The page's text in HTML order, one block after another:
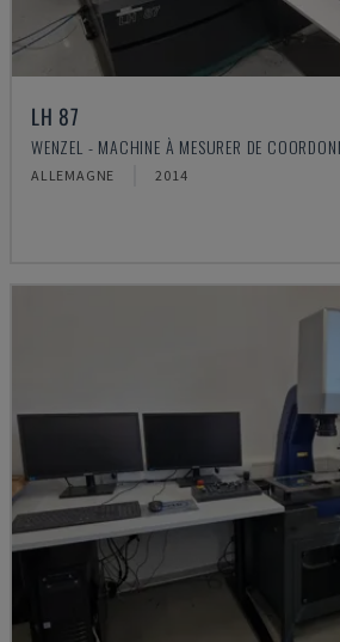
LH 87
WENZEL - MACHINE À MESURER DE
ALLEMAGNE 2014